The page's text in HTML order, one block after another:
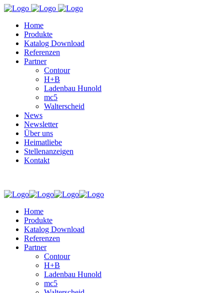
Home
Produkte
Katalog Download
Referenzen
Partner
Contour
H+B
Ladenbau Hunold
mc5
Walterscheid
News
Newsletter
Über uns
Heimatliebe
Stellenanzeigen
Kontakt
Home
Produkte
Katalog Download
Referenzen
Partner
Contour
H+B
Ladenbau Hunold
mc5